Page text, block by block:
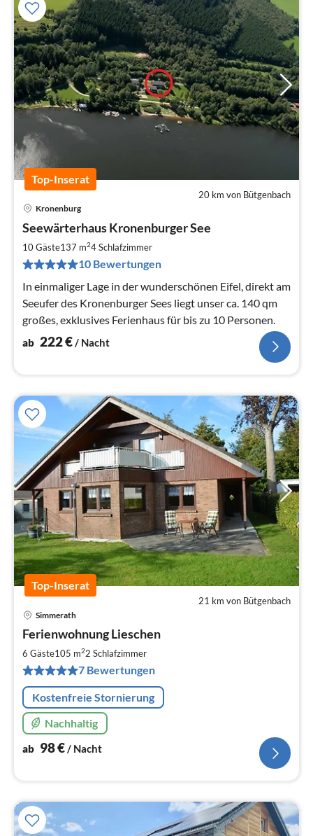
Top-Inserat
20 km von Bütgenbach
Kronenburg
Seewärterhaus Kronenburger See
10 Gäste137 m24Schlafzimmer
10 Bewertungen
In einmaliger Lage in der wunderschönen Eifel, direkt am
Seeufer des Kronenburger Sees liegt unser ca. 140 qm
großes, exklusives Ferienhaus für bis zu 10 Personen.
ab 222€/ Nacht
Top-Inserat
21 km von Bütgenbach
Simmerath
Ferienwohnung Lieschen
6 Gäste105 m22 Schlafzimmer
7 Bewertungen
Kostenfreie Stornierung
Nachhaltig
ab 98€/ Nacht